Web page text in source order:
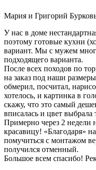
Мария и Григорий
У нас в доме
поэтому готовые кухни
вариант. Мы с мужем
подходящего варианта.
После всех походов по
на заказ под наши
обмерил, посчитал,
хотелось, и картинка в
скажу, что это самый
вписалась и цвет выбрала
Примерно через 2
красавицу! «Благодаря»
помучиться с монтажом
получился отменный.
Большое всем спасибо!